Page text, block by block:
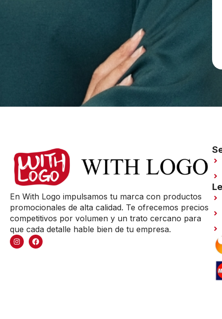
En With Logo impulsamos tu marca con productos
promocionales de alta calidad. Te ofrecemos precios
competitivos por volumen y un trato cercano para
que cada detalle hable bien de tu empresa.